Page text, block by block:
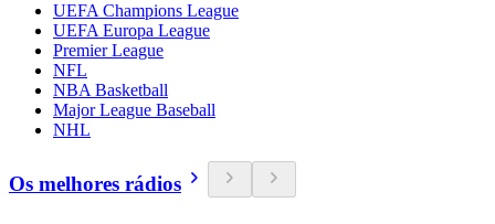
UEFA Champions League
UEFA Europa League
Premier League
NFL
NBA Basketball
Major League Baseball
NHL
Os melhores rádios